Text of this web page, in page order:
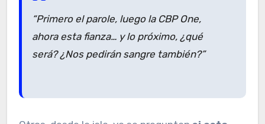
“Primero el parole, luego la CBP One,
ahora esta fianza… y lo próximo, ¿qué
será? ¿Nos pedirán sangre también?”